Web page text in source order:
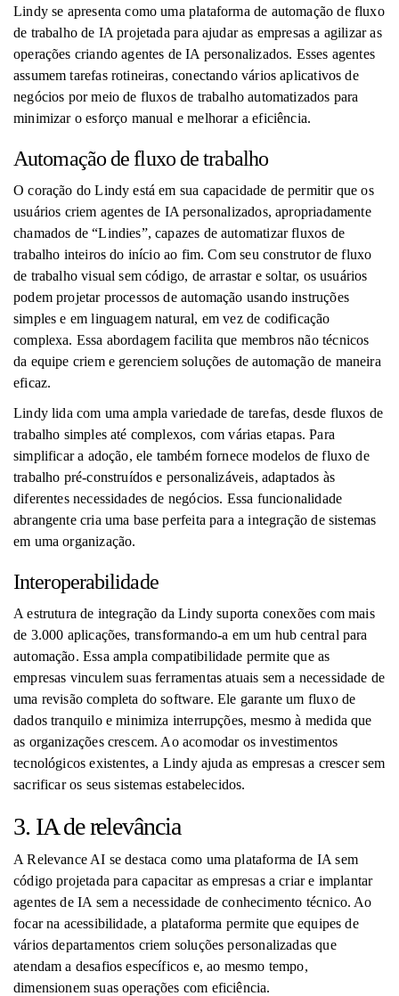
Lindy se apresenta como uma plataforma de automação de fluxo
de trabalho de IA projetada para ajudar as empresas a agilizar as
operações criando agentes de IA personalizados. Esses agentes
assumem tarefas rotineiras, conectando vários aplicativos de
negócios por meio de fluxos de trabalho automatizados para
minimizar o esforço manual e melhorar a eficiência.
Automação de fluxo de trabalho
O coração do Lindy está em sua capacidade de permitir que os
usuários criem agentes de IA personalizados, apropriadamente
chamados de “Lindies”, capazes de automatizar fluxos de
trabalho inteiros do início ao fim. Com seu construtor de fluxo
de trabalho visual sem código, de arrastar e soltar, os usuários
podem projetar processos de automação usando instruções
simples e em linguagem natural, em vez de codificação
complexa. Essa abordagem facilita que membros não técnicos
da equipe criem e gerenciem soluções de automação de maneira
eficaz.
Lindy lida com uma ampla variedade de tarefas, desde fluxos de
trabalho simples até complexos, com várias etapas. Para
simplificar a adoção, ele também fornece modelos de fluxo de
trabalho pré-construídos e personalizáveis, adaptados às
diferentes necessidades de negócios. Essa funcionalidade
abrangente cria uma base perfeita para a integração de sistemas
em uma organização.
Interoperabilidade
A estrutura de integração da Lindy suporta conexões com mais
de 3.000 aplicações, transformando-a em um hub central para
automação. Essa ampla compatibilidade permite que as
empresas vinculem suas ferramentas atuais sem a necessidade de
uma revisão completa do software. Ele garante um fluxo de
dados tranquilo e minimiza interrupções, mesmo à medida que
as organizações crescem. Ao acomodar os investimentos
tecnológicos existentes, a Lindy ajuda as empresas a crescer sem
sacrificar os seus sistemas estabelecidos.
3. IA de relevância
A Relevance AI se destaca como uma plataforma de IA sem
código projetada para capacitar as empresas a criar e implantar
agentes de IA sem a necessidade de conhecimento técnico. Ao
focar na acessibilidade, a plataforma permite que equipes de
vários departamentos criem soluções personalizadas que
atendam a desafios específicos e, ao mesmo tempo,
dimensionem suas operações com eficiência.